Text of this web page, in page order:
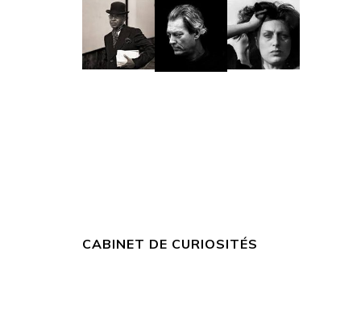
CABINET DE CURIOSITÉS